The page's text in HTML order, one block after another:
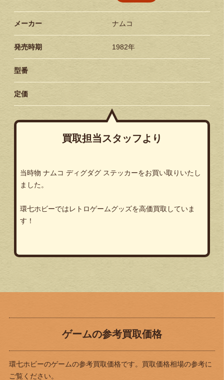
メーカー ナムコ
発売時期 1982年
型番
定価
買取担当スタッフより
当時物 ナムコ ディグダグ ステッカーをお買い取りいたし
ました。
環七ホビーではレトロゲームグッズを高価買取していま
す！
ゲームの参考買取価格
環七ホビーのゲームの参考買取価格です。買取価格相場の参考に
ご覧ください。